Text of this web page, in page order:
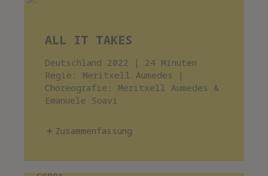
ALL IT TAKES
Deutschland 2022 | 24 Minuten
Regie: Meritxell Aumedes |
Choreografie: Meritxell Aumedes &
Emanuele Soavi
Zusammenfassung